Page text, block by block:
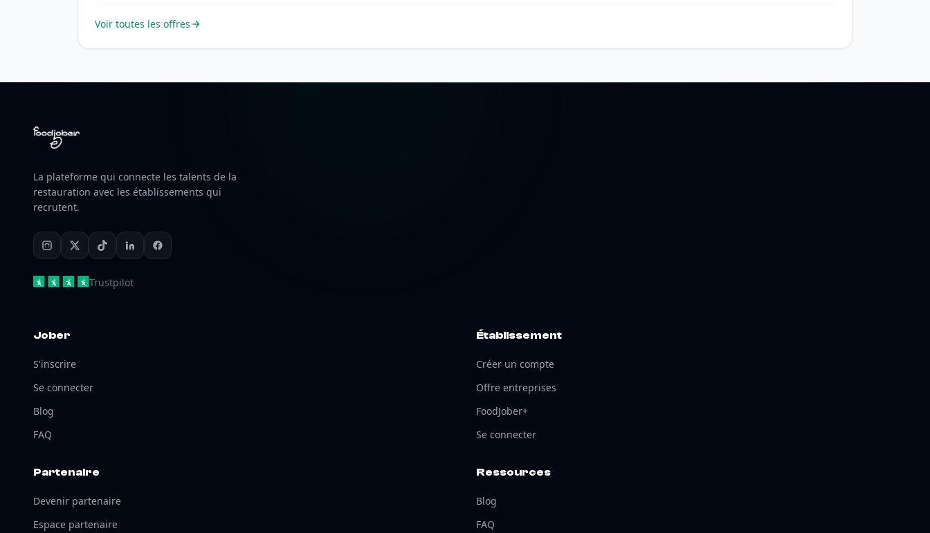
Voir toutes les offres
La plateforme qui connecte les talents de la
restauration avec les établissements qui
recrutent.
Trustpilot
Jober
S'inscrire
Se connecter
Blog
FAQ
Établissement
Créer un compte
Offre entreprises
FoodJober+
Se connecter
Partenaire
Devenir partenaire
Espace partenaire
Ressources
Blog
FAQ